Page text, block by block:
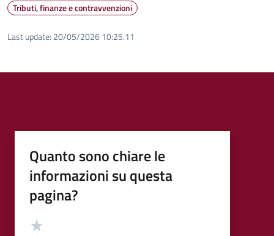
Tributi, finanze e contravvenzioni
Last update: 20/05/2026 10:25.11
Quanto sono chiare le
informazioni su questa
pagina?
Valutazione